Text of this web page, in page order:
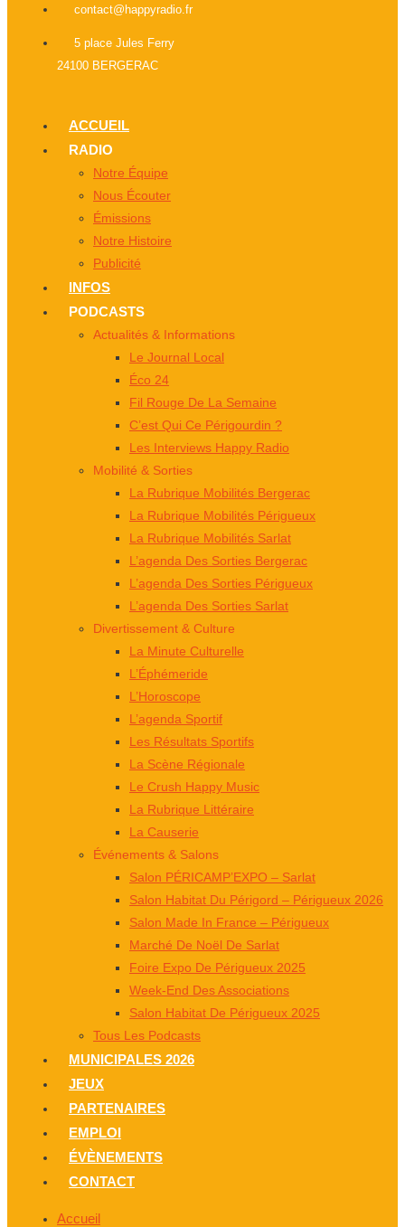
contact@happyradio.fr
5 place Jules Ferry
24100 BERGERAC
ACCUEIL
RADIO
Notre Équipe
Nous Écouter
Émissions
Notre Histoire
Publicité
INFOS
PODCASTS
Actualités & Informations
Le Journal Local
Éco 24
Fil Rouge De La Semaine
C’est Qui Ce Périgourdin ?
Les Interviews Happy Radio
Mobilité & Sorties
La Rubrique Mobilités Bergerac
La Rubrique Mobilités Périgueux
La Rubrique Mobilités Sarlat
L’agenda Des Sorties Bergerac
L’agenda Des Sorties Périgueux
L’agenda Des Sorties Sarlat
Divertissement & Culture
La Minute Culturelle
L’Éphémeride
L’Horoscope
L’agenda Sportif
Les Résultats Sportifs
La Scène Régionale
Le Crush Happy Music
La Rubrique Littéraire
La Causerie
Événements & Salons
Salon PÉRICAMP’EXPO – Sarlat
Salon Habitat Du Périgord – Périgueux 2026
Salon Made In France – Périgueux
Marché De Noël De Sarlat
Foire Expo De Périgueux 2025
Week-End Des Associations
Salon Habitat De Périgueux 2025
Tous Les Podcasts
MUNICIPALES 2026
JEUX
PARTENAIRES
EMPLOI
ÉVÈNEMENTS
CONTACT
Accueil